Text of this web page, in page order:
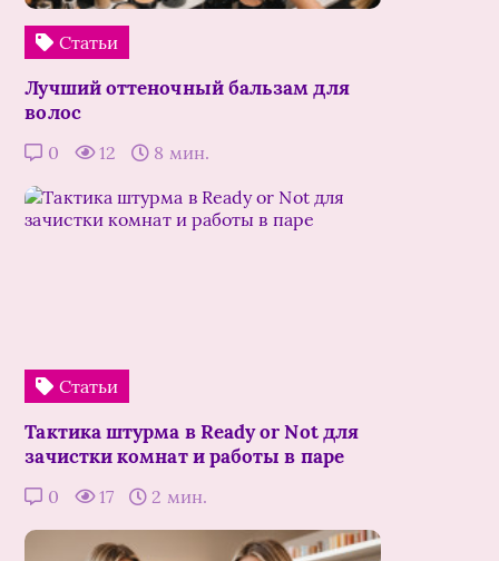
Статьи
Лучший оттеночный бальзам для
волос
0 12 8 мин.
Статьи
Тактика штурма в Ready or Not для
зачистки комнат и работы в паре
0 17 2 мин.